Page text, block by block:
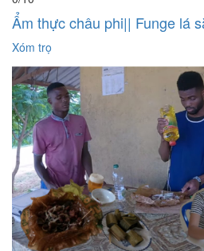
Ẩm thực châu phi|| Funge lá
Xóm trọ